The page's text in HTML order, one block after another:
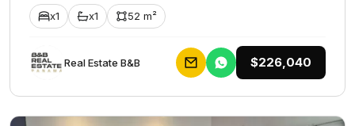
x1 x1 52 m²
Rеаl Еstаtе В&В $226,040